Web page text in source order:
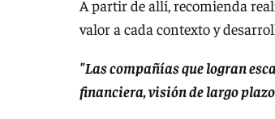
A partir de allí, recomienda
valor a cada contexto y
"Las compañías que logran
financiera, visión de largo